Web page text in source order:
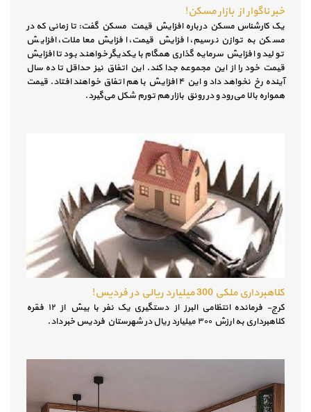
خبر ناگوار از بازار مسکن!
یک کارشناس مسکن درباره افزایش قیمت مسکن گفت: تا زمانی که در
مسکن به توازن نرسیم، افزایش قیمت، افزایش معاملات، افزایش
تولید و افزایش سرمایه گذاری همگام با یکدیگر خواهند بود تا افزایش
قیمت خود را از این مجموعه جدا کند. این اتفاق نیز حداقل تا ده سال
آینده رخ نخواهد داد و این ۴ افزایش با هم اتفاق خواهند افتاد. قیمت
همواره بالا می‌رود و در رونق بازار هم تورم شکل می‌گیرد.
کلاهبرداری ملکی 300 میلیارد ریالی در فردیس!
کرج- فرمانده انتظامی البرز از دستگیری یک نفر با بیش از ۱۲ فقره
کلاهبرداری به ارزش ۳۰۰ میلیارد ریال در شهرستان فردیس خبر داد.